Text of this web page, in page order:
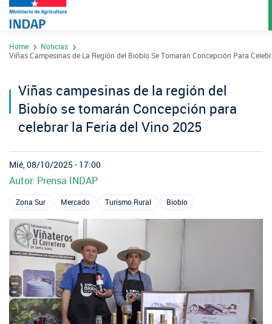
Sobre INDAP
¿Qué es INDAP?
Registro nacional SIRSD-S
Nómina consultores de Riego
Registro Ley 19.862
Oficina virtual de atención ciudadana
Indicadores de Gestión
Programa Desarrollo Territorial Indígena
Sustentabilidad de los suelos SIRSD-S
Programa desarrollo local - Prodesal
Servicio de Asesoría Técnica - SAT
Programa de Alianzas Productivas
Crédito Corto Plazo
Acciones INDAP
Red Tiendas Mundo Rural
Sello Manos Campesinas
Expomundorural
Turismo Rural
SIPAN
Sitios Regionales
Tarapacá
Atacama
Coquimbo
Valparaíso
O'Higgins
Maule
Ñuble
Biobío
Los Lagos
Noticias
Videos
Podcast
Fotografías
Seminarios
Biblioteca
INDAP Agustinas 1465, Santiago de Chile
Teléfono:+56 2 2303 8000
Home
Noticias
Viñas Campesinas de La Región del Biobío Se Tomarán Concepción Para
Viñas campesinas de la región del
Biobío se tomarán Concepción para
celebrar la Feria del Vino 2025
Mié, 08/10/2025 - 17:00
Autor: Prensa INDAP
Zona Sur Mercado Turismo Rural Biobío